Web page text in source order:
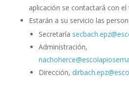
aplicación se contactará con el
Estarán a su servicio las
Secretaría
Administración,
Dirección,